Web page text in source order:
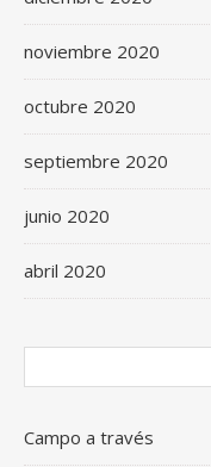
noviembre 2020
octubre 2020
septiembre 2020
junio 2020
abril 2020
Campo a través